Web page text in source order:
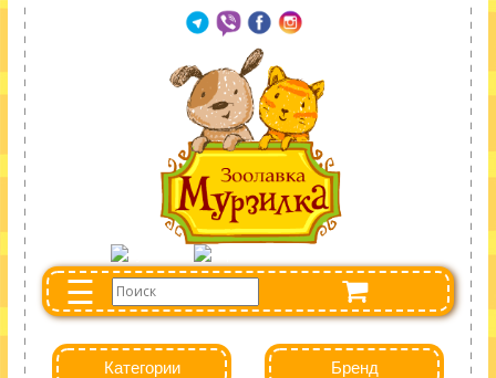
☰
Категории Бренд